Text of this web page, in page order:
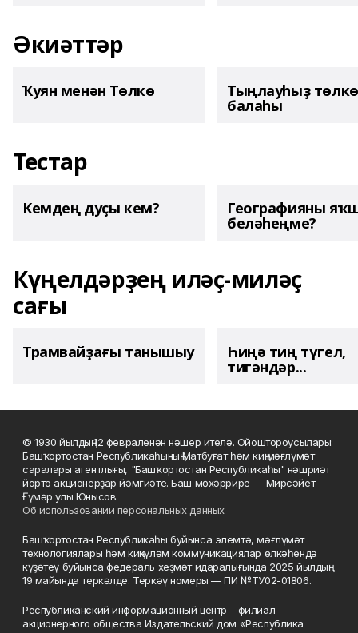
Әкиәттәр
Ҡуян менән Төлкө Тыңлауһыҙ төлкө
балаһы
Тестар
Кемдең дуҫы кем? Географияны
беләһеңме?
Күңелдәрҙең иләҫ-миләҫ
сағы
Трамвайҙағы танышыу Һиңә тиң түгел,
тигәндәр...
© 1930 йылдың 12 февраленән нәшер ителә. Ойоштороусылары:
Башҡортостан Республикаһының Матбуғат һәм киң мәғлүмәт
саралары агентлығы, "Башҡортостан Республикаһы" нәшриәт
йорто акционерҙар йәмғиәте. Баш мөхәррире — Мирсәйет
Ғүмәр улы Юнысов.
Об использовании персональных данных
Башҡортостан Республикаһы буйынса элемтә, мәғлүмәт
технологиялары һәм киңкүләм коммуникациялар өлкәһендә
күҙәтеү буйынса федераль хеҙмәт идаралығында 2025 йылдың
19 майында теркәлде. Теркәү номеры — ПИ №ТУ02-01806.
Республиканский информационный центр – филиал
акционерного общества Издательский дом «Республика